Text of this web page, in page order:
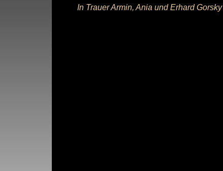
In Trauer Armin, Ania und Erhard Gorsky